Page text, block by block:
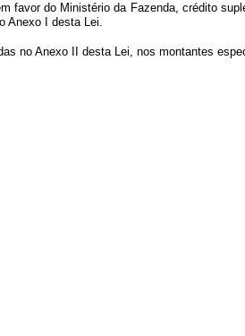
favor do Ministério da Fazenda, crédito
Anexo I desta Lei.
no Anexo II desta Lei, nos montantes